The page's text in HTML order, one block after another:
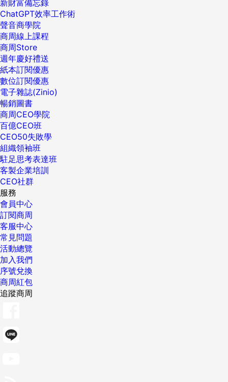
新財富備忘錄
ChatGPT效率工作術
聲音商學院
商周線上課程
商周Store
週年慶好禮送
紙本訂閱優惠
數位訂閱優惠
電子雜誌(Zinio)
暢銷圖書
商周CEO學院
百億CEO班
CEO50失敗學
組織領袖班
駐足思考表達班
客製企業培訓
CEO社群
服務
會員中心
訂閱商周
客服中心
常見問題
活動總覽
加入我們
序號兌換
商周紅包
追蹤商周